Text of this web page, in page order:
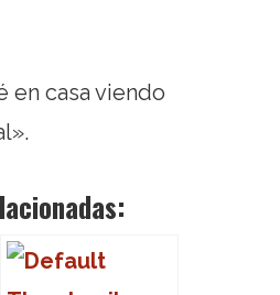
en casa viendo